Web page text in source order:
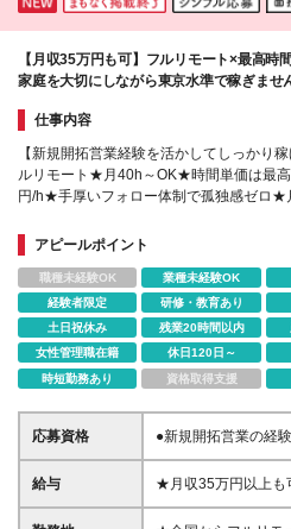
【月収35万円も可】フルリモート×最高時
家庭を大切にしながら東京水準で稼ぎませ
仕事内容
【新規開拓営業経験を活かしてしっかり
ルリモート★月40h～OK★時間単価は最
円/h★手厚いフォロー体制で孤独感ゼロ★
アピールポイント
職種未経験OK 業種未経験OK
経験者限定
研修・教育あり
土日祝休み
残業20時間以内
女性管理職在籍
休日120日～
時短勤務あり
資格取得支援
応募資格
●新規開拓営業の経
身の実績をお話しいた
方にピッタリです／
★プロ意識を持ち、
給与
★月収35万円以上も可能！ 時間単価
※税込み ※研修期間